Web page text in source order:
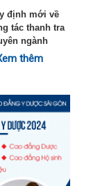
định mới về
tác thanh tra
ngành
lĩnh vực giáo
thêm